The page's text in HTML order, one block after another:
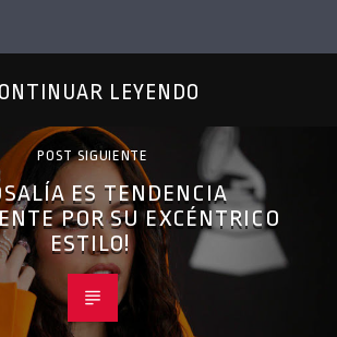
LEYENDO
POST SIGUIENTE
ES TENDENCIA
POR SU EXCÉNTRICO
ESTILO!